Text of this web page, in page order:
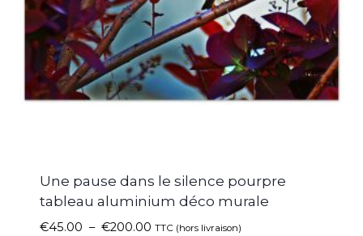
Une pause dans le silence pourpre
tableau aluminium déco murale
€45.00 – €200.00 TTC (hors livraison)